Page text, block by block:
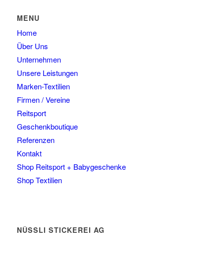
MENU
Home
Über Uns
Unternehmen
Unsere Leistungen
Marken-Textilien
Firmen / Vereine
Reitsport
Geschenkboutique
Referenzen
Kontakt
Shop Reitsport + Babygeschenke
Shop Textilien
NÜSSLI STICKEREI AG